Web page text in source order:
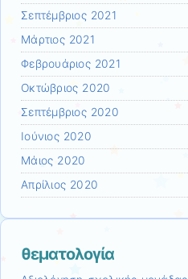
Σεπτέμβριος 2021
Μάρτιος 2021
Φεβρουάριος 2021
Οκτώβριος 2020
Σεπτέμβριος 2020
Ιούνιος 2020
Μάιος 2020
Απρίλιος 2020
θεματολογία